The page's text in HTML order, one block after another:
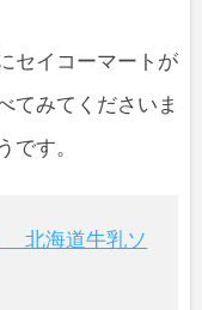
セイコーマートが
てみてくださいま
です。
北海道牛乳ソ